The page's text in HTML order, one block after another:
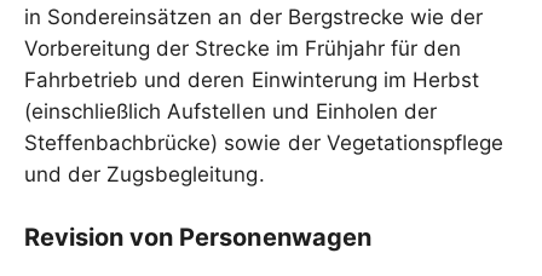
in Sondereinsätzen an der Bergstrecke wie der
Vorbereitung der Strecke im Frühjahr für den
Fahrbetrieb und deren Einwinterung im Herbst
(einschließlich Aufstellen und Einholen der
Steffenbachbrücke) sowie der Vegetationspflege
und der Zugsbegleitung.
Revision von Personenwagen